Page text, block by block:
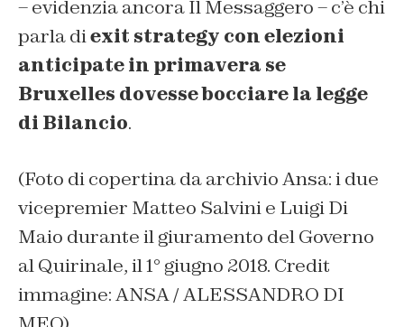
– evidenzia ancora Il Messaggero – c’è chi
parla diexit strategy con elezioni
anticipate in primavera se
Bruxelles dovesse bocciare la legge
di Bilancio.
(Foto di copertina da archivio Ansa: i due
vicepremier Matteo Salvini e Luigi Di
Maio durante il giuramento del Governo
al Quirinale, il 1° giugno 2018. Credit
immagine: ANSA / ALESSANDRO DI